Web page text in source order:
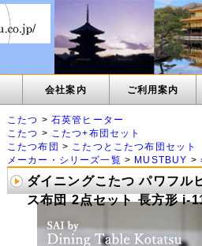
会社案内 ご利用案内
こたつ > 石英管ヒーター
こたつ >
こたつ+布団セット
こたつ布団 >
こたつとこたつ布団セット
メーカー・シリーズ一覧 > MUSTBUY >
ダイニングこたつ パワフル
ス布団 2点セット 長方形 i-